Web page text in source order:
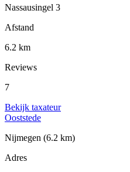
Nassausingel 3
Afstand
6.2 km
Reviews
7
Bekijk taxateur
Ooststede
Nijmegen (6.2 km)
Adres